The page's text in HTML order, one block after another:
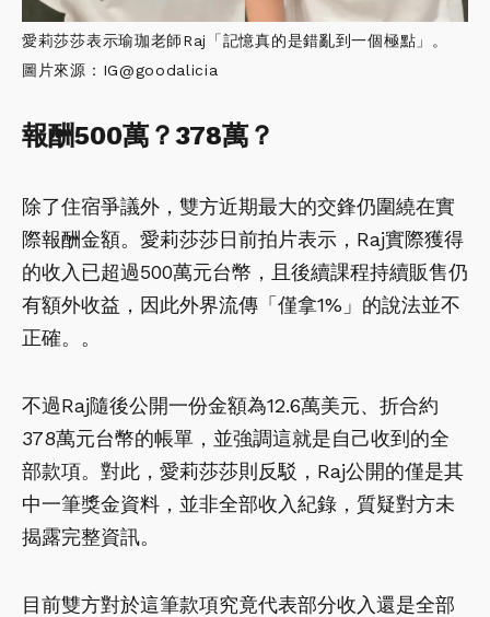
愛莉莎莎表示瑜珈老師Raj「記憶真的是錯亂到一個極點」。
圖片來源：IG@goodalicia
報酬500萬？378萬？
除了住宿爭議外，雙方近期最大的交鋒仍圍繞在實
際報酬金額。愛莉莎莎日前拍片表示，Raj實際獲得
的收入已超過500萬元台幣，且後續課程持續販售仍
有額外收益，因此外界流傳「僅拿1%」的說法並不
正確。。
不過Raj隨後公開一份金額為12.6萬美元、折合約
378萬元台幣的帳單，並強調這就是自己收到的全
部款項。對此，愛莉莎莎則反駁，Raj公開的僅是其
中一筆獎金資料，並非全部收入紀錄，質疑對方未
揭露完整資訊。
目前雙方對於這筆款項究竟代表部分收入還是全部